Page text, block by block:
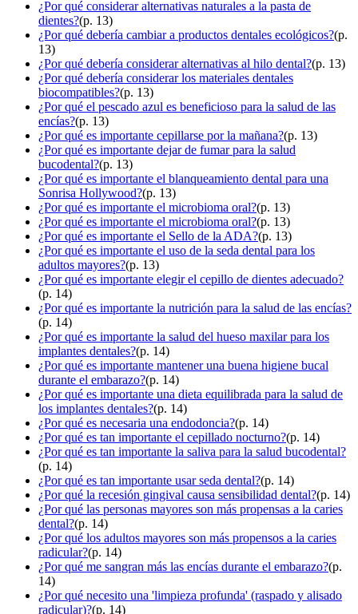
¿Por qué considerar alternativas naturales a la pasta de
dientes?(p. 13)
¿Por qué debería cambiar a productos dentales ecológicos?(p.
13)
¿Por qué debería considerar alternativas al hilo dental?(p. 13)
¿Por qué debería considerar los materiales dentales
biocompatibles?(p. 13)
¿Por qué el pescado azul es beneficioso para la salud de las
encías?(p. 13)
¿Por qué es importante cepillarse por la mañana?(p. 13)
¿Por qué es importante dejar de fumar para la salud
bucodental?(p. 13)
¿Por qué es importante el blanqueamiento dental para una
Sonrisa Hollywood?(p. 13)
¿Por qué es importante el microbioma oral?(p. 13)
¿Por qué es importante el microbioma oral?(p. 13)
¿Por qué es importante el Sello de la ADA?(p. 13)
¿Por qué es importante el uso de la seda dental para los
adultos mayores?(p. 13)
¿Por qué es importante elegir el cepillo de dientes adecuado?
(p. 14)
¿Por qué es importante la nutrición para la salud de las encías?
(p. 14)
¿Por qué es importante la salud del hueso maxilar para los
implantes dentales?(p. 14)
¿Por qué es importante mantener una buena higiene bucal
durante el embarazo?(p. 14)
¿Por qué es importante una dieta equilibrada para la salud de
los implantes dentales?(p. 14)
¿Por qué es necesaria una endodoncia?(p. 14)
¿Por qué es tan importante el cepillado nocturno?(p. 14)
¿Por qué es tan importante la saliva para la salud bucodental?
(p. 14)
¿Por qué es tan importante usar seda dental?(p. 14)
¿Por qué la recesión gingival causa sensibilidad dental?(p. 14)
¿Por qué las personas mayores son más propensas a la caries
dental?(p. 14)
¿Por qué los adultos mayores son más propensos a la caries
radicular?(p. 14)
¿Por qué me sangran más las encías durante el embarazo?(p.
14)
¿Por qué necesito una 'limpieza profunda' (raspado y alisado
radicular)?(p. 14)